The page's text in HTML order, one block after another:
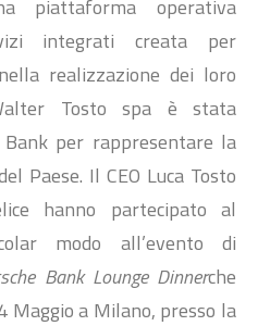
piattaforma operativa
integrati creata per
realizzazione dei loro
Tosto spa è stata
per rappresentare la
Paese. Il CEO Luca Tosto
hanno partecipato al
modo all’evento di
Bank Lounge Dinnerche
Maggio a Milano, presso la